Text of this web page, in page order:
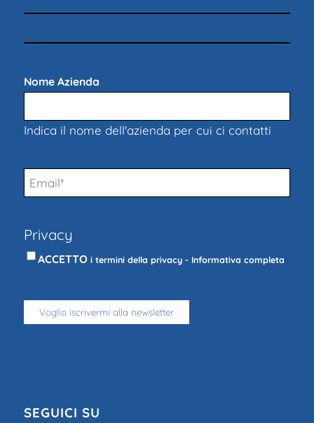
Nome Azienda*
Indica il nome dell'azienda per cui ci contatti
Email
Privacy*
ACCETTO i termini della privacy - Informativa completa
SEGUICI SU